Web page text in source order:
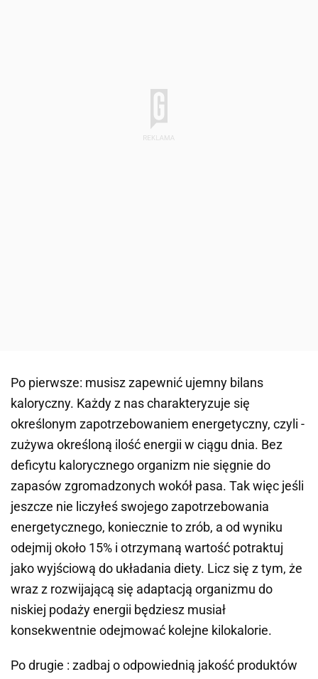
Po pierwsze: musisz zapewnić ujemny bilans
kaloryczny. Każdy z nas charakteryzuje się
określonym zapotrzebowaniem energetyczny, czyli -
zużywa określoną ilość energii w ciągu dnia. Bez
deficytu kalorycznego organizm nie sięgnie do
zapasów zgromadzonych wokół pasa. Tak więc jeśli
jeszcze nie liczyłeś swojego zapotrzebowania
energetycznego, koniecznie to zrób, a od wyniku
odejmij około 15% i otrzymaną wartość potraktuj
jako wyjściową do układania diety. Licz się z tym, że
wraz z rozwijającą się adaptacją organizmu do
niskiej podaży energii będziesz musiał
konsekwentnie odejmować kolejne kilokalorie.
Po drugie : zadbaj o odpowiednią jakość produktów